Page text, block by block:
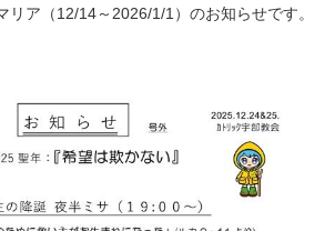
リア（12/14～2026/1/1）のお知らせです。